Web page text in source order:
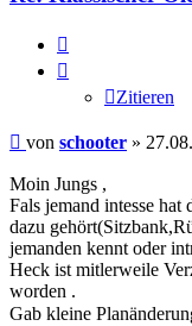
Zitieren
Beitrag
von schooter »
Moin Jungs ,
Fals jemand intesse
dazu
jemanden kennt oder
Heck ist mitlerweile
worden .
Gab kleine